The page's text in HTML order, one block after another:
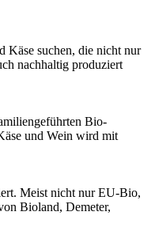
Käse suchen, die nicht nur
nachhaltig produziert
Bio-
und Wein wird mit
Meist nicht nur EU-Bio,
Bioland, Demeter,